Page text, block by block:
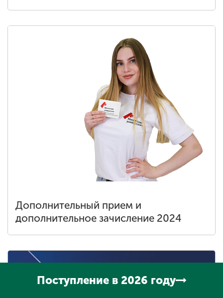
Дополнительный прием и
дополнительное зачисление 2024
Поступление в 2026 году